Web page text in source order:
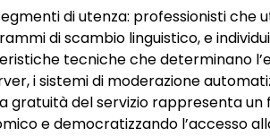
di utenza: professionisti che
di scambio linguistico, e
tecniche che determinano
i sistemi di moderazione
gratuità del servizio rappresenta
e democratizzando l’accesso